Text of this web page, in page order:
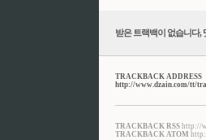
받은 트랙백이 없습니다,
TRACKBACK ADDRESS
http://www.dzain.com/tt/
TRACKBACK RSS http://
TRACKBACK ATOM